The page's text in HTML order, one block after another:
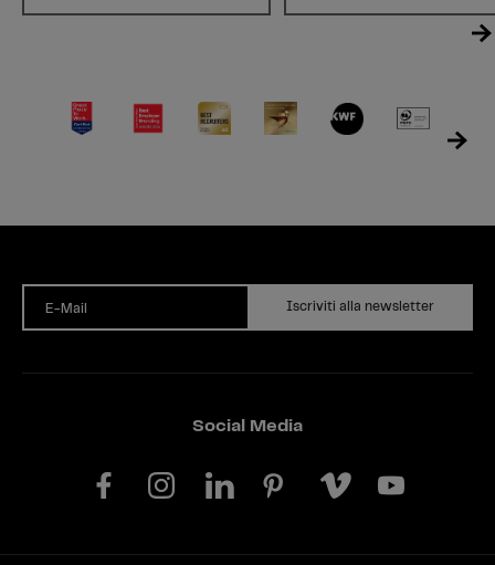
E-Mail Iscriviti alla newsletter
Social Media